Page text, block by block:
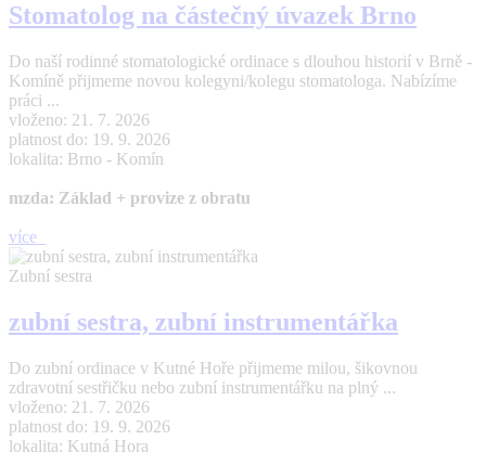
Stomatolog na částečný úvazek Brno
Do naší rodinné stomatologické ordinace s dlouhou historií v Brně -
Komíně přijmeme novou kolegyni/kolegu stomatologa. Nabízíme
práci ...
vloženo: 21. 7. 2026
platnost do: 19. 9. 2026
lokalita: Brno - Komín
mzda: Základ + provize z obratu
více
Zubní sestra
zubní sestra, zubní instrumentářka
Do zubní ordinace v Kutné Hoře přijmeme milou, šikovnou
zdravotní sestřičku nebo zubní instrumentářku na plný ...
vloženo: 21. 7. 2026
platnost do: 19. 9. 2026
lokalita: Kutná Hora